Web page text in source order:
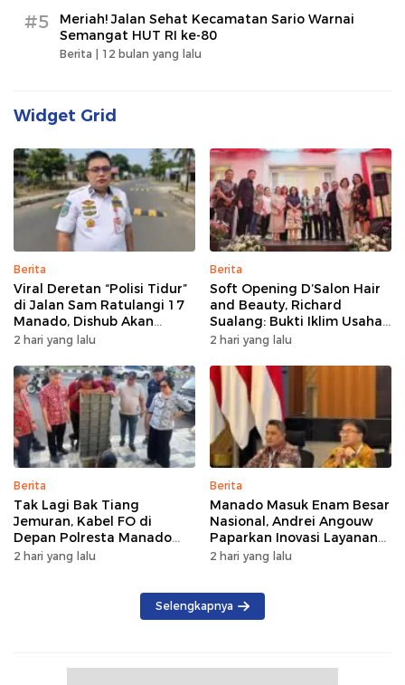
#5
Meriah! Jalan Sehat Kecamatan Sario Warnai
Semangat HUT RI ke-80
Berita | 12 bulan yang lalu
Widget Grid
Berita
Viral Deretan “Polisi Tidur”
di Jalan Sam Ratulangi 17
Manado, Dishub Akan
Musyawarahkan Solusi
2 hari yang lalu
Berita
Soft Opening D’Salon Hair
and Beauty, Richard
Sualang: Bukti Iklim Usaha
di Manado Terus
2 hari yang lalu
Berita
Tak Lagi Bak Tiang
Jemuran, Kabel FO di
Depan Polresta Manado
Ditata
2 hari yang lalu
Berita
Manado Masuk Enam Besar
Nasional, Andrei Angouw
Paparkan Inovasi Layanan
Investasi di Hadapan Tim
2 hari yang lalu
Selengkapnya